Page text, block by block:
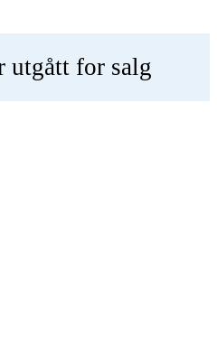
utgått for salg